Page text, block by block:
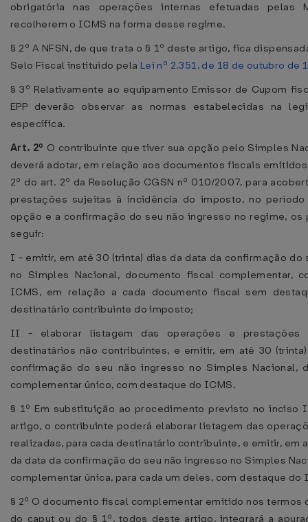
obrigatória nas operações internas efetuadas pelas
recolherem o ICMS na forma desse regime.
§ 2º A NFSN, de que trata o § 1º deste artigo, fica
Selo Fiscal instituído pela Lei nº 2.351, de 18 de outubro de
§ 3º Relativamente ao equipamento Emissor de Cupom
EPP deverão observar as normas estabelecidas na
específica.
Art. 2º O contribuinte que tiver sua opção pelo Simples
deverá adotar, em relação aos documentos fiscais
2º do art. 2º da Resolução CGSN nº 010/2007, para
prestações sujeitas à incidência do imposto, no
opção e a confirmação do seu não ingresso no regime, os
seguir:
I - emitir, em até 30 (trinta) dias da data da confirmação do
no Simples Nacional, documento fiscal complementar,
ICMS, em relação a cada documento fiscal sem
destinatário contribuinte do imposto;
II - elaborar listagem das operações e prestações
destinatários não contribuintes, e emitir, em até 30
confirmação do seu não ingresso no Simples Nacional,
complementar único, com destaque do ICMS.
§ 1º Em substituição ao procedimento previsto no inciso
artigo, o contribuinte poderá elaborar listagem das
realizadas, para cada destinatário contribuinte, e emitir, em
da data da confirmação do seu não ingresso no Simples
complementar única, para cada um deles, com destaque do
§ 2º O documento fiscal complementar emitido nos
do caput ou do § 1º, todos deste artigo, integrará a